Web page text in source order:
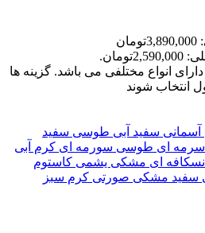
قیمت اصلی: 3,890,000تومان
انواع مختلفی می باشد. گزینه ها
شوند
آسمانی سفید آبی طوسی سفید
ای طوسی سورمه ای کرم آبی
ای مشکی یشمی کاستوم
سفید مشکی صورتی کرم سبز